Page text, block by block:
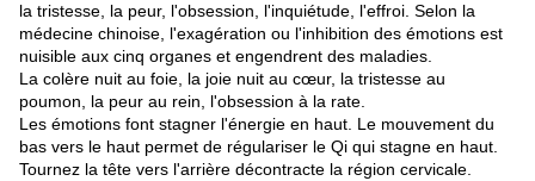
la tristesse, la peur, l'obsession, l'inquiétude, l'effroi. Selon la
médecine chinoise, l'exagération ou l'inhibition des émotions est
nuisible aux cinq organes et engendrent des maladies.
La colère nuit au foie, la joie nuit au cœur, la tristesse au
poumon, la peur au rein, l'obsession à la rate.
Les émotions font stagner l'énergie en haut. Le mouvement du
bas vers le haut permet de régulariser le Qi qui stagne en haut.
Tournez la tête vers l'arrière décontracte la région cervicale.